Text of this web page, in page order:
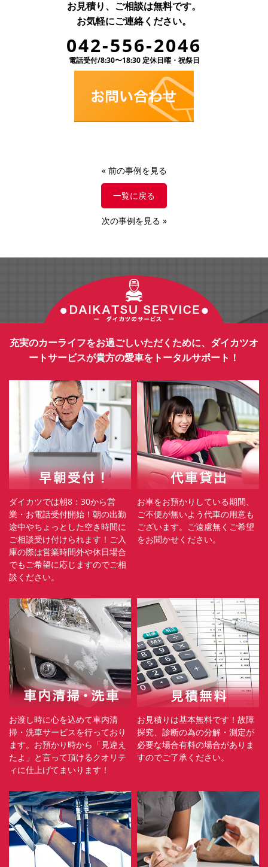
お見積り、ご相談は無料です。
お気軽にご連絡ください。
042-556-2046
電話受付/8:30〜18:30 定休日曜・祝祭日
« 前の事例を見る
一覧に戻る
次の事例を見る »
充実のカーライフをお過ごしいただくために、ダイカツオ
ートサービスが貴方の愛車をトータルサポート！
ダイカツでは朝8：30から営
業・お電話受付開始！朝の出勤
途中やちょっとした空き時間に
ご相談受け付けられます！ご入
庫の際は営業時間外や休日場合
でもご希望に応じますのでご相
談ください。
お車をお預かりしている期間、
ご不便が無いよう代車の用意も
ございます。ご遠慮無くご希望
をお聞かせください。
お渡し時に心を込めて車内清
掃・洗車サービスを行っており
ます。お預かり時から「見違え
たよ」と言って頂けるクオリテ
ィに仕上げてまいります！
お見積りは基本無料です！故障
探究、診断の為の分解・測定が
必要な場合有料の場合がありま
すのでご了承ください。